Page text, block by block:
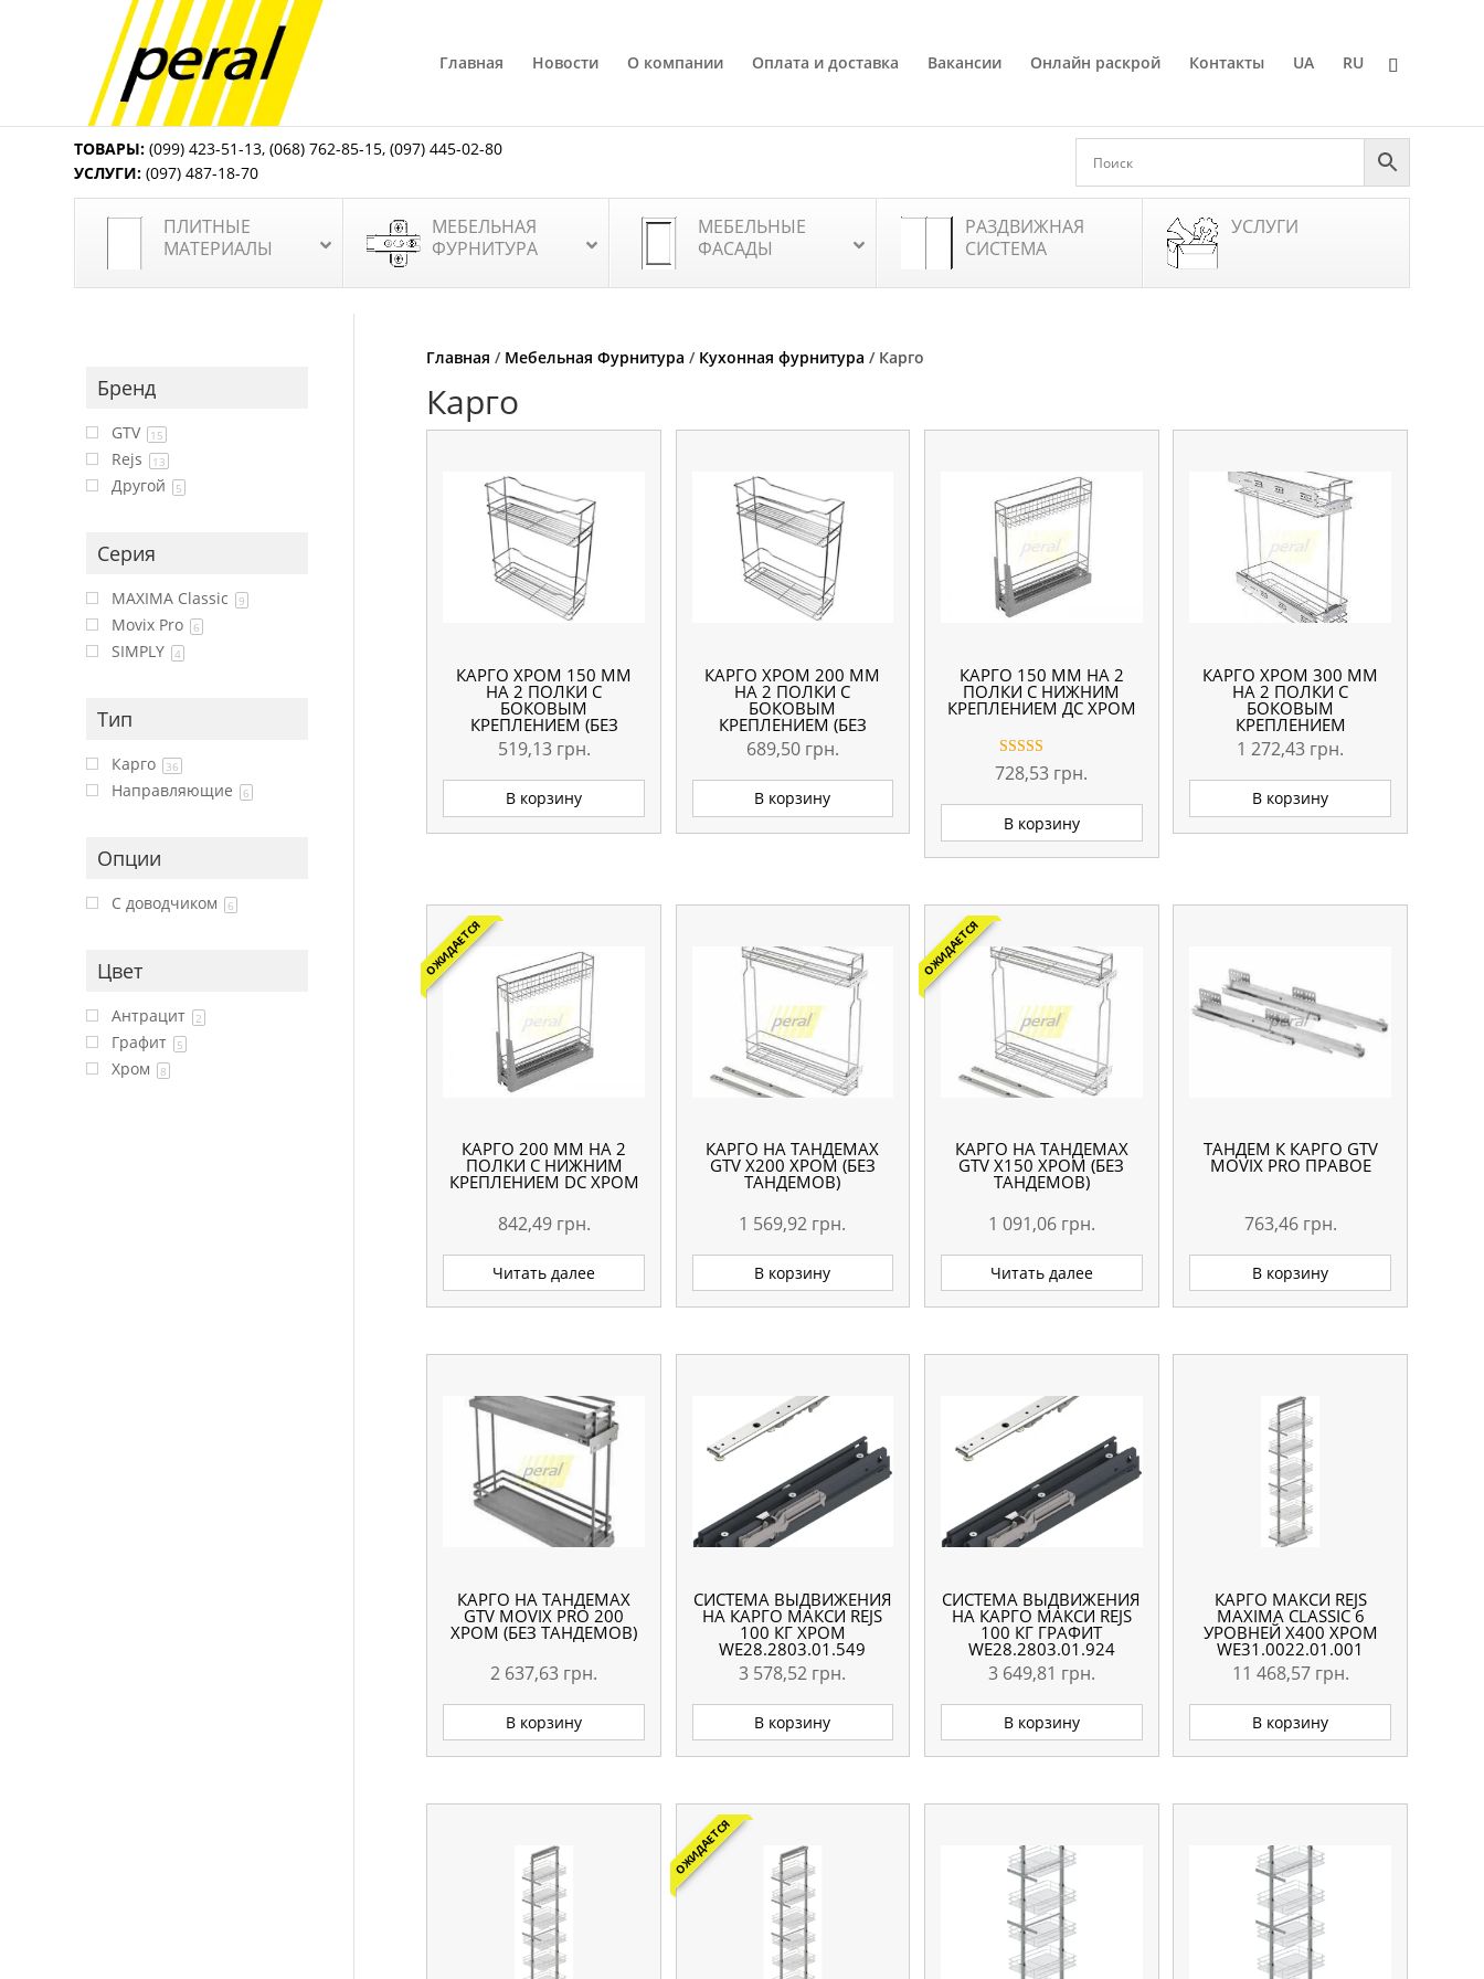
Главная Новости О компании Оплата и доставка Вакансии Онлайн раскрой Контакты UA RU
ТОВАРЫ: (099) 423-51-13,(068) 762-85-15,(097) 445-02-80
УСЛУГИ: (097) 487-18-70
ПЛИТНЫЕ
МАТЕРИАЛЫ
МЕБЕЛЬНАЯ
ФУРНИТУРА
МЕБЕЛЬНЫЕ
ФАСАДЫ
РАЗДВИЖНАЯ
СИСТЕМА
УСЛУГИ
Главная / Мебельная Фурнитура / Кухонная фурнитура / Карго
Карго
КАРГО ХРОМ 150 ММ
НА 2 ПОЛКИ С
БОКОВЫМ
КРЕПЛЕНИЕМ (БЕЗ
НАПРАВЛЯЮЩИХ)
519,13 грн.
В корзину
КАРГО ХРОМ 200 ММ
НА 2 ПОЛКИ С
БОКОВЫМ
КРЕПЛЕНИЕМ (БЕЗ
НАПРАВЛЯЮЩИХ)
689,50 грн.
В корзину
КАРГО 150 ММ НА 2
ПОЛКИ С НИЖНИМ
КРЕПЛЕНИЕМ ДС ХРОМ
Оценка
4.00
из 5
728,53 грн.
В корзину
КАРГО ХРОМ 300 ММ
НА 2 ПОЛКИ С
БОКОВЫМ
КРЕПЛЕНИЕМ
1 272,43 грн.
В корзину
ОЖИДАЕТСЯ
КАРГО 200 ММ НА 2
ПОЛКИ С НИЖНИМ
КРЕПЛЕНИЕМ DC ХРОМ
842,49 грн.
Читать далее
КАРГО НА ТАНДЕМАХ
GTV X200 ХРОМ (БЕЗ
ТАНДЕМОВ)
1 569,92 грн.
В корзину
ОЖИДАЕТСЯ
КАРГО НА ТАНДЕМАХ
GTV X150 ХРОМ (БЕЗ
ТАНДЕМОВ)
1 091,06 грн.
Читать далее
ТАНДЕМ К КАРГО GTV
MOVIX PRO ПРАВОЕ
763,46 грн.
В корзину
КАРГО НА ТАНДЕМАХ
GTV MOVIX PRO 200
ХРОМ (БЕЗ ТАНДЕМОВ)
2 637,63 грн.
В корзину
СИСТЕМА ВЫДВИЖЕНИЯ
НА КАРГО МАКСИ REJS
100 КГ ХРОМ
WE28.2803.01.549
3 578,52 грн.
В корзину
СИСТЕМА ВЫДВИЖЕНИЯ
НА КАРГО МАКСИ REJS
100 КГ ГРАФИТ
WE28.2803.01.924
3 649,81 грн.
В корзину
КАРГО МАКСИ REJS
MAXIMA CLASSIC 6
УРОВНЕЙ X400 ХРОМ
WE31.0022.01.001
11 468,57 грн.
В корзину
ОЖИДАЕТСЯ
Бренд
GTV 15
Rejs 13
Другой 5
Серия
MAXIMA Classic 9
Movix Pro 6
SIMPLY 4
Тип
Карго 36
Направляющие 6
Опции
С доводчиком 6
Цвет
Антрацит 2
Графит 5
Хром 8